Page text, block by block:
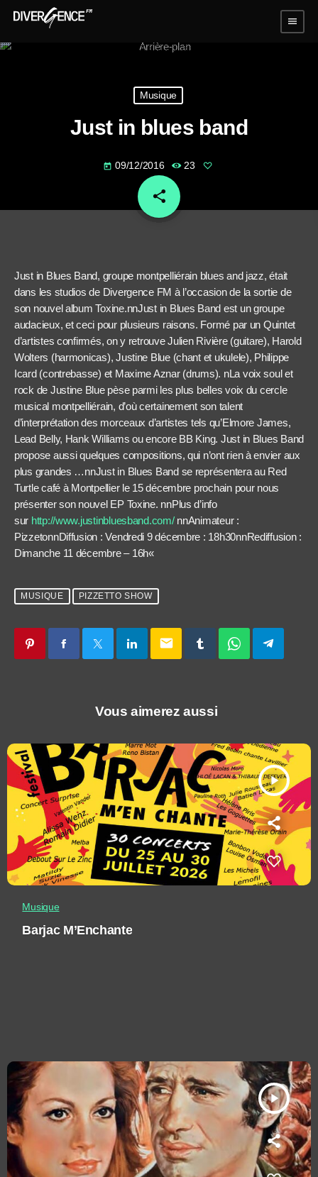
menu
Musique
Just in blues band
today 09/12/2016 23
share
email
Just in Blues Band, groupe montpelliérain blues and jazz, était
dans les studios de Divergence FM à l’occasion de la sortie de
son nouvel album Toxine.nnJust in Blues Band est un groupe
audacieux, et ceci pour plusieurs raisons. Formé par un Quintet
d’artistes confirmés, on y retrouve Julien Rivière (guitare), Harold
Wolters (harmonicas), Justine Blue (chant et ukulele), Philippe
Icard (contrebasse) et Maxime Aznar (drums). nLa voix soul et
rock de Justine Blue pèse parmi les plus belles voix du cercle
musical montpelliérain, d’où certainement son talent
d’interprétation des morceaux d’artistes tels qu’Elmore James,
Lead Belly, Hank Williams ou encore BB King. Just in Blues Band
propose aussi quelques compositions, qui n’ont rien à envier aux
plus grandes …nnJust in Blues Band se représentera au Red
Turtle café à Montpellier le 15 décembre prochain pour nous
présenter son nouvel EP Toxine. nnPlus d’info
sur http://www.justinbluesband.com/ nnAnimateur :
PizzetonnDiffusion : Vendredi 9 décembre : 18h30nnRediffusion :
Dimanche 11 décembre – 16h«
MUSIQUE PIZZETTO SHOW
email
Vous aimerez aussi
play_arrow
Musique
Barjac M’Enchante
play_arrow